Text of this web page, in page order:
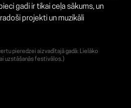
gadi ir tikai ceļa sākums, un
projekti un muzikāli
pieredzei aizvadītajā gadā: Lielāko
uzstāšanās festivālos.)